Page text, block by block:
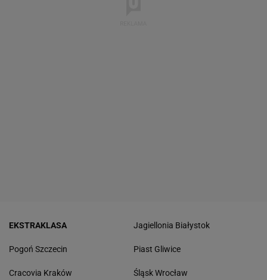
EKSTRAKLASA
Pogoń Szczecin
Cracovia Kraków
Jagiellonia Białystok
Piast Gliwice
Śląsk Wrocław